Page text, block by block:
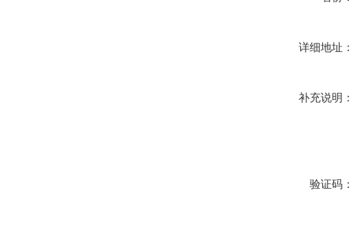
详细地址：
补充说明：
验证码：